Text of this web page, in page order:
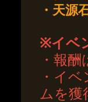
・天源
※イベ
・報
・イ
ムを獲